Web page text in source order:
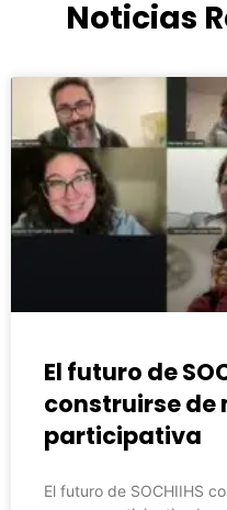
Noticias
El futuro de
construirse de
participativa
El futuro de SOCHIIHS